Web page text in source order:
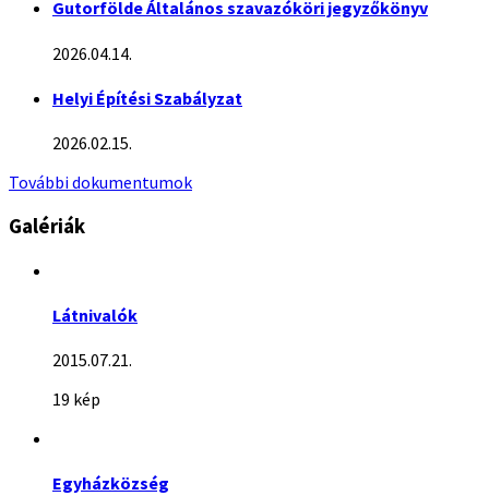
Gutorfölde Általános szavazóköri jegyzőkönyv
2026.04.14.
Helyi Építési Szabályzat
2026.02.15.
További dokumentumok
Galériák
Látnivalók
2015.07.21.
19 kép
Egyházközség